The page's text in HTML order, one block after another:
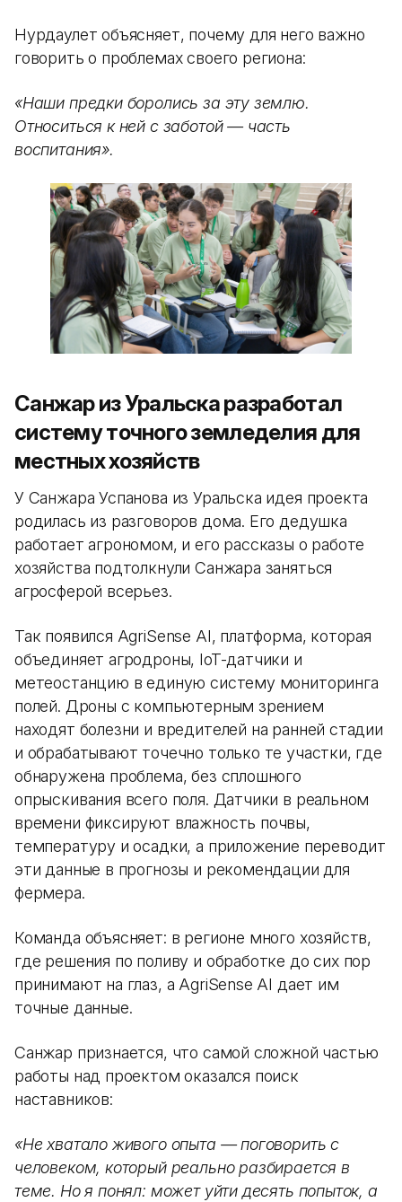
Нурдаулет объясняет, почему для него важно
говорить о проблемах своего региона:
«Наши предки боролись за эту землю.
Относиться к ней с заботой — часть
воспитания».
Санжар из Уральска разработал
систему точного земледелия для
местных хозяйств
У Санжара Успанова из Уральска идея проекта
родилась из разговоров дома. Его дедушка
работает агрономом, и его рассказы о работе
хозяйства подтолкнули Санжара заняться
агросферой всерьез.
Так появился AgriSense AI, платформа, которая
объединяет агродроны, IoT-датчики и
метеостанцию в единую систему мониторинга
полей. Дроны с компьютерным зрением
находят болезни и вредителей на ранней стадии
и обрабатывают точечно только те участки, где
обнаружена проблема, без сплошного
опрыскивания всего поля. Датчики в реальном
времени фиксируют влажность почвы,
температуру и осадки, а приложение переводит
эти данные в прогнозы и рекомендации для
фермера.
Команда объясняет: в регионе много хозяйств,
где решения по поливу и обработке до сих пор
принимают на глаз, а AgriSense AI дает им
точные данные.
Санжар признается, что самой сложной частью
работы над проектом оказался поиск
наставников:
«Не хватало живого опыта — поговорить с
человеком, который реально разбирается в
теме. Но я понял: может уйти десять попыток, а